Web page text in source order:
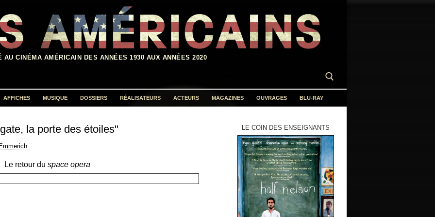
CINÉMA AMÉRICAIN DES ANNÉES 1930 AUX ANNÉES 2020
AFFICHES MUSIQUE DOSSIERS RÉALISATEURS ACTEURS MAGAZINES OUVRAGES BLU-RAY
la porte des étoiles"
Le retour duspace opera
LE COIN DES ENSEIGNANTS